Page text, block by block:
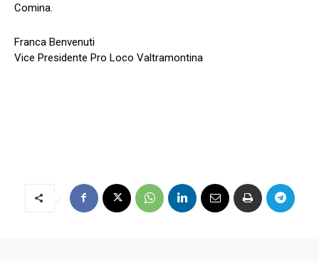
Comina.
Franca Benvenuti
Vice Presidente Pro Loco Valtramontina